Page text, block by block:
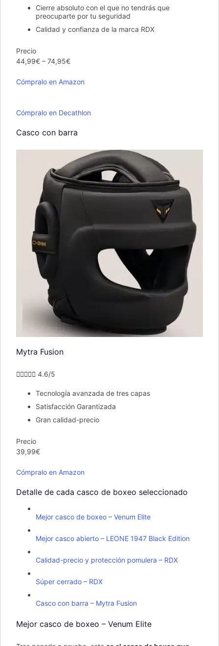
Cierre absoluto con el que no tendrás que
preocuparte por tu seguridad
Calidad y confianza de la marca RDX
Precio
44,99€ – 74,95€
Cómpralo en Amazon
Cómpralo en Decathlon
Casco con barra
Mytra Fusion
 4.6/5
Tecnología avanzada de tres capas
Satisfacción Garantizada
Gran calidad-precio
Precio
39,99€
Cómpralo en Amazon
Detalle de cada casco de boxeo seleccionado
Mejor casco de boxeo – Venum Elite
Mejor casco abierto – LEONE 1947 Black Edition
Calidad-precio y protección pomulera – RDX
Súper cerrado – RDX
Casco con barra – Mytra Fusion
Mejor casco de boxeo – Venum Elite